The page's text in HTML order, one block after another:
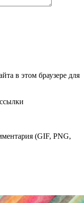
в этом браузере для
(GIF, PNG,